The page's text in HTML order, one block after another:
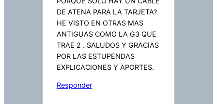
DE ATENA PARA LA TARJETA?
HE VISTO EN OTRAS MAS
ANTIGUAS COMO LA G3 QUE
TRAE 2 . SALUDOS Y GRACIAS
POR LAS ESTUPENDAS
EXPLICACIONES Y APORTES.
Responder